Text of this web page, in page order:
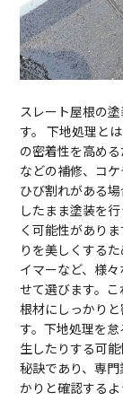
スレート屋根の
す。 下地処理と
の密着性を高め
などの補修、コ
ひび割れがある
したまま塗装を
く可能性があり
りを美しくする
イマーなど、様
せて選びます。
根材にしっかり
す。下地処理を
生したりする可
秘訣であり、専
かりと確認するよ